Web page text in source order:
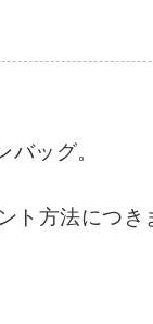
ッグ。
方法につき